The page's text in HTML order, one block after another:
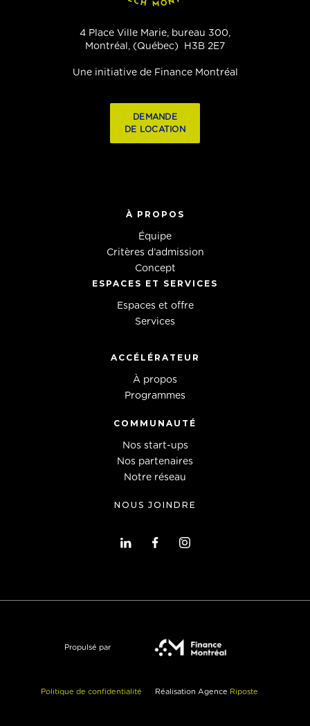
4 Place Ville Marie, bureau 300,
Montréal, (Québec) H3B 2E7
Une initiative de Finance Montréal
DEMANDE
DE LOCATION
À PROPOS
Équipe
Critères d’admission
Concept
ESPACES ET SERVICES
Espaces et offre
Services
ACCÉLÉRATEUR
À propos
Programmes
COMMUNAUTÉ
Nos start-ups
Nos partenaires
Notre réseau
NOUS JOINDRE
Politique de confidentialité Réalisation Agence Riposte
Propulsé par